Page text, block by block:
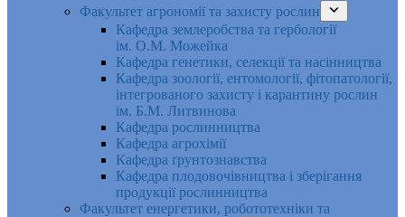
Факультет агрономії та захисту рослин
Кафедра землеробства та гербології
ім. О.М. Можейка
Кафедра генетики, селекції та насінництва
Кафедра зоології, ентомології, фітопатології,
інтегрованого захисту і карантину рослин
ім. Б.М. Литвинова
Кафедра рослинництва
Кафедра агрохімії
Кафедра ґрунтознавства
Кафедра плодовочівництва і зберігання
продукції рослинництва
Факультет енергетики, робототехніки та